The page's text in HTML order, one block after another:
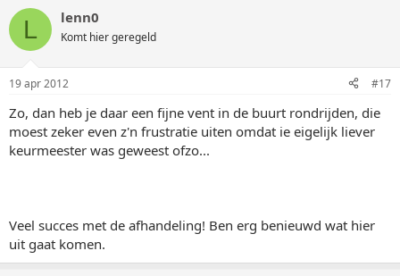
L lenn0
Komt hier geregeld
19 apr 2012 #17
Zo, dan heb je daar een fijne vent in de buurt rondrijden, die
moest zeker even z'n frustratie uiten omdat ie eigelijk liever
keurmeester was geweest ofzo...
Veel succes met de afhandeling! Ben erg benieuwd wat hier
uit gaat komen.